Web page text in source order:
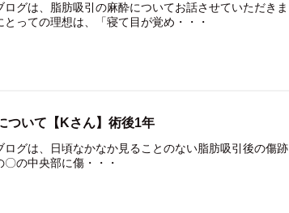
ログは、脂肪吸引の麻酔についてお話させていただきま
っての理想は、「寝て目が覚め・・・
ついて【Kさん】術後1年
ログは、日頃なかなか見ることのない脂肪吸引後の傷跡
の中央部に傷・・・